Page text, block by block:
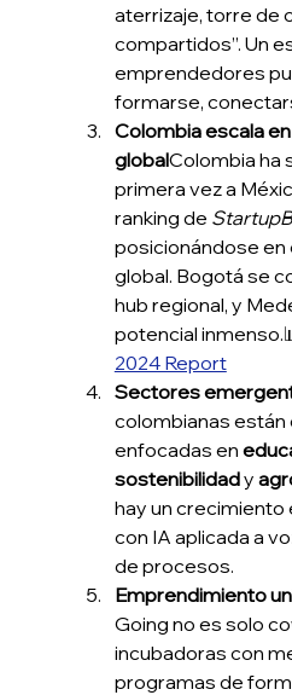
aterrizaje, torre de
compartidos”. Un
emprendedores
formarse,
Colombia escala
globalColombia ha
primera vez a
ranking de
posicionándose en
global. Bogotá se
hub regional, y
potencial
2024 Report
Sectores
colombianas están
enfocadas en
sostenibilidad y
hay un crecimiento
con IA aplicada a
de procesos.
Emprendimiento
Going no es solo
incubadoras con
programas de